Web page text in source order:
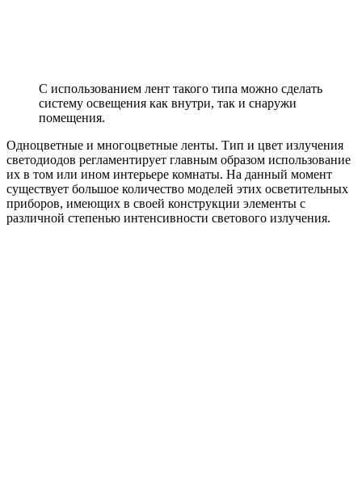
С использованием лент такого типа можно сделать
систему освещения как внутри, так и снаружи
помещения.
Одноцветные и многоцветные ленты. Тип и цвет излучения
светодиодов регламентирует главным образом использование
их в том или ином интерьере комнаты. На данный момент
существует большое количество моделей этих осветительных
приборов, имеющих в своей конструкции элементы с
различной степенью интенсивности светового излучения.